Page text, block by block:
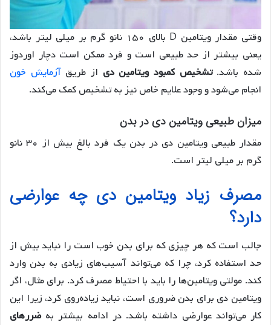
وقتی مقدار ویتامین D بالای ۱۵۰ نانو گرم بر میلی لیتر باشد،
یعنی بیشتر از حد طبیعی است و فرد ممکن است دچار اوردوز
شده باشد.تشخیص کمبود ویتامین دی از طریقآزمایش خون
انجام می‌شود و وجود علايم خاص نیز به تشخیص کمک می‌کند.
میزان طبیعی ویتامین دی در بدن
مقدار طبیعی ویتامین دی در بدن یک فرد بالغ بیش از ۳۰ نانو
گرم بر میلی لیتر است.
مصرف زیاد ویتامین دی چه عوارضی
دارد؟
جالب است که هر چیزی که برای بدن خوب است را نباید بیش از
حد استفاده کرد، چرا که می‌تواند آسیب‌های زیادی به بدن وارد
کند. مولتی ویتامین‌ها را باید با احتیاط مصرف کرد. برای مثال، اگر
ویتامین دی برای بدن ضروری است، نباید زیاده‌روی کرد، زیرا این
کار می‌تواند عوارضی داشته باشد. در ادامه بیشتر بهضررهای